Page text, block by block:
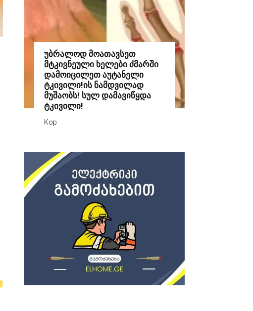
უბრალოდ მოათავსეთ
მტკივნეული ხელები ძმარში
დამოიცილეთ აუტანელი
ტკივილი!ის ნამდვილად
მუშაობს! სულ დამავიწყდა
ტკივილი!
Kop